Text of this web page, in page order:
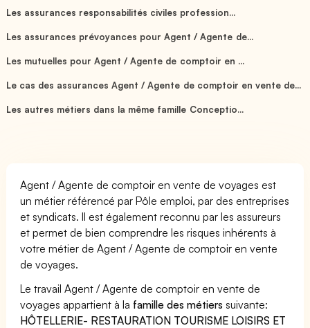
Les assurances responsabilités civiles profession...
Les assurances prévoyances pour Agent / Agente de...
Les mutuelles pour Agent / Agente de comptoir en ...
Le cas des assurances Agent / Agente de comptoir en vente de...
Les autres métiers dans la même famille Conceptio...
Agent / Agente de comptoir en vente de voyages est
un métier référencé par Pôle emploi, par des entreprises
et syndicats. Il est également reconnu par les assureurs
et permet de bien comprendre les risques inhérents à
votre métier de Agent / Agente de comptoir en vente
de voyages.
Le travail Agent / Agente de comptoir en vente de
voyages appartient à la famille des métiers suivante:
HÔTELLERIE- RESTAURATION TOURISME LOISIRS ET